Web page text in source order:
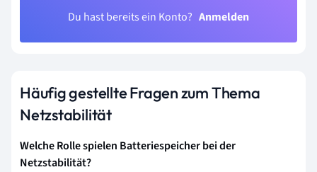
Du hast bereits ein Konto? Anmelden
Häufig gestellte Fragen zum Thema
Netzstabilität
Welche Rolle spielen Batteriespeicher bei der
Netzstabilität?